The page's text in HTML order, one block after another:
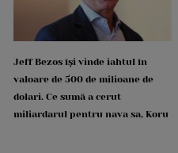
Jeff Bezos își vinde iahtul în
valoare de 500 de milioane de
dolari. Ce sumă a cerut
miliardarul pentru nava sa, Koru